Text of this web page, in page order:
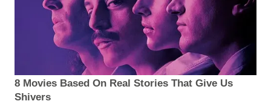
8 Movies Based On Real Stories That Give Us
Shivers